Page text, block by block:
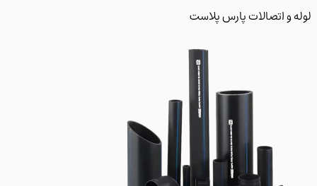
و اتصالات پارس پلاست